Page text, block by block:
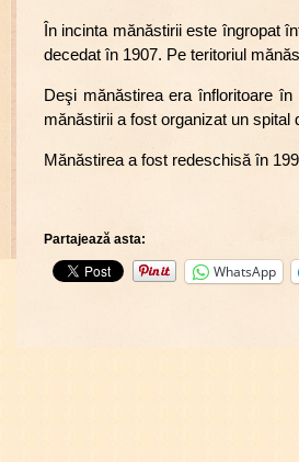
În incinta mănăstirii este îngropat
decedat în 1907. Pe teritoriul
Deşi mănăstirea era înfloritoare
mănăstirii a fost organizat un
Mănăstirea a fost redeschisă în
Partajează asta:
WhatsApp